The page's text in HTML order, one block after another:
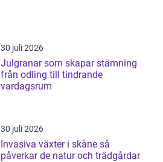
30 juli 2026
Julgranar som skapar stämning
från odling till tindrande
vardagsrum
30 juli 2026
Invasiva växter i skåne så
påverkar de natur och trädgårdar